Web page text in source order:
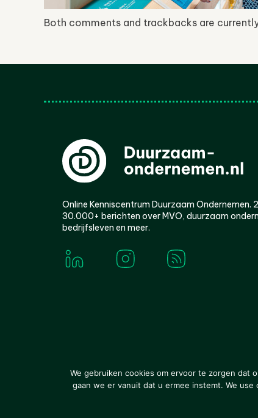
Both comments and trackbacks are
Online Kenniscentrum Duurzaam Ondernemen.
30.000+ berichten over MVO, duurzaam
bedrijfsleven en meer.
© 2000-2026 Van der Molen EIS Colofon
We gebruiken cookies om ervoor te zorgen dat
gaan we er vanuit dat u ermee instemt. We